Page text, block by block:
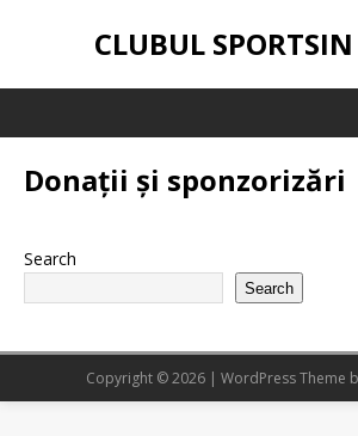
CLUBUL
Donații și sponzorizări
Search
Search
Copyright © 2026 | WordPress Theme